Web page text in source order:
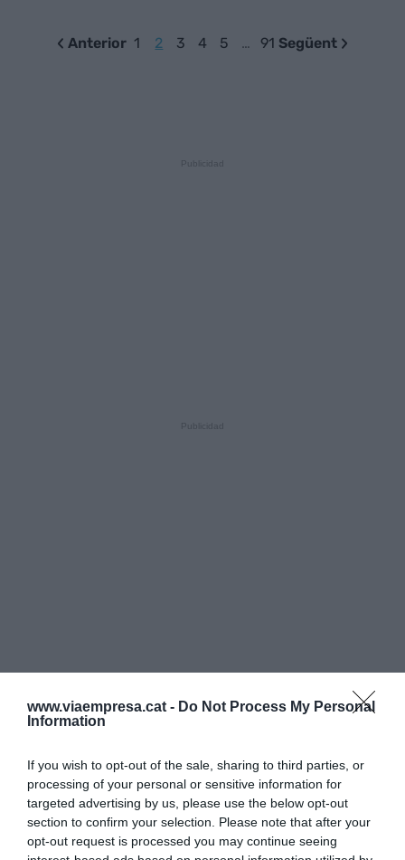
www.viaempresa.cat - Do Not Process My Personal
Information
If you wish to opt-out of the sale, sharing to third parties, or
processing of your personal or sensitive information for
targeted advertising by us, please use the below opt-out
section to confirm your selection. Please note that after your
opt-out request is processed you may continue seeing
Anterior 1 2 3 4 5 … 91 Següent